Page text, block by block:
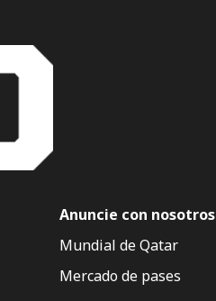
Anuncie con nosotros
Mundial de Qatar
Mercado de pases